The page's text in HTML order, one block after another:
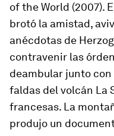
of the World (2007).
brotó la amistad,
anécdotas de
contravenir las
deambular junto
faldas del volcán La
francesas. La
produjo un